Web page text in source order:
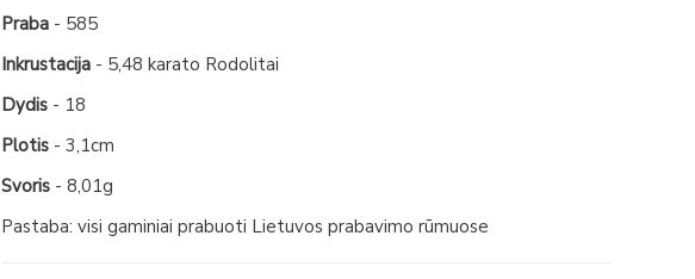
Praba- 585
Inkrustacija- 5,48 karato Rodolitai
Dydis- 18
Plotis- 3,1cm
Svoris- 8,01g
Pastaba: visi gaminiai prabuoti Lietuvos prabavimo rūmuose